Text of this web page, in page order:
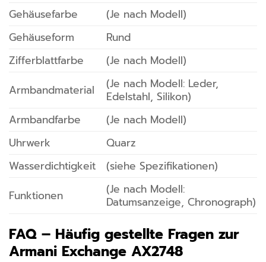
Gehäusefarbe
(Je nach Modell)
Gehäuseform
Rund
Zifferblattfarbe
(Je nach Modell)
Armbandmaterial
(Je nach Modell: Leder,
Edelstahl, Silikon)
Armbandfarbe
(Je nach Modell)
Uhrwerk
Quarz
Wasserdichtigkeit
(siehe Spezifikationen)
Funktionen
(Je nach Modell:
Datumsanzeige, Chronograph)
FAQ – Häufig gestellte Fragen zur
Armani Exchange AX2748